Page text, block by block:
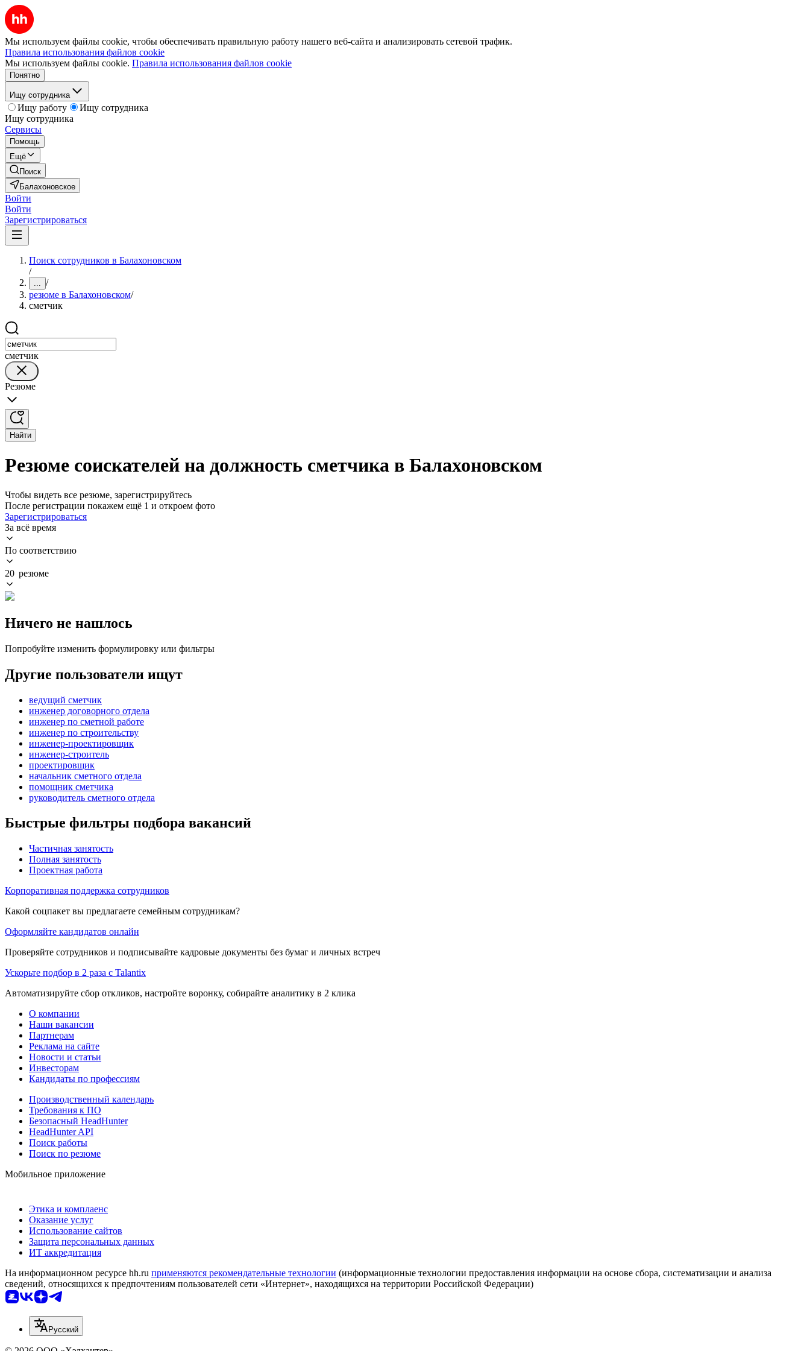
Мы используем файлы cookie, чтобы обеспечивать правильную работу нашего веб-сайта и анализировать сетевой трафик.
Правила использования файлов cookie
Мы используем файлы cookie. Правила использования файлов cookie
Понятно
Ищу сотрудника
Ищу работу
Ищу сотрудника
Ищу сотрудника
Сервисы
Помощь
Ещё
Поиск
Балахоновское
Войти
Войти
Зарегистрироваться
Поиск сотрудников в Балахоновском
/
... /
резюме в Балахоновском/
сметчик
сметчик
Резюме
Найти
Резюме соискателей на должность сметчика в Балахоновском
Чтобы видеть все резюме, зарегистрируйтесь
После регистрации покажем ещё 1 и откроем фото
Зарегистрироваться
За всё время
По соответствию
20 резюме
Ничего не нашлось
Попробуйте изменить формулировку или фильтры
Другие пользователи ищут
ведущий сметчик
инженер договорного отдела
инженер по сметной работе
инженер по строительству
инженер-проектировщик
инженер-строитель
проектировщик
начальник сметного отдела
помощник сметчика
руководитель сметного отдела
Быстрые фильтры подбора вакансий
Частичная занятость
Полная занятость
Проектная работа
Корпоративная поддержка сотрудников
Какой соцпакет вы предлагаете семейным сотрудникам?
Оформляйте кандидатов онлайн
Проверяйте сотрудников и подписывайте кадровые документы без бумаг и личных встреч
Ускорьте подбор в 2 раза с Talantix
Автоматизируйте сбор откликов, настройте воронку, собирайте аналитику в 2 клика
О компании
Наши вакансии
Партнерам
Реклама на сайте
Новости и статьи
Инвесторам
Кандидаты по профессиям
Производственный календарь
Требования к ПО
Безопасный HeadHunter
HeadHunter API
Поиск работы
Поиск по резюме
Мобильное приложение
Этика и комплаенс
Оказание услуг
Использование сайтов
Защита персональных данных
ИТ аккредитация
На информационном ресурсе hh.ru применяются рекомендательные технологии (информационные технологии предоставления информации на основе сбора, систематизации и анализа
сведений, относящихся к предпочтениям пользователей сети «Интернет», находящихся на территории Российской Федерации)
Русский